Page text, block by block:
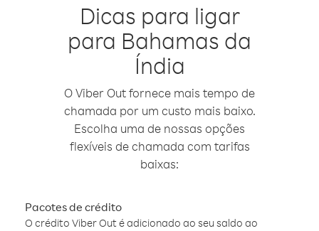
Dicas para ligar
para Bahamas da
Índia
O Viber Out fornece mais tempo de
chamada por um custo mais baixo.
Escolha uma de nossas opções
flexíveis de chamada com tarifas
baixas:
Pacotes de crédito
O crédito Viber Out é adicionado ao seu saldo ao